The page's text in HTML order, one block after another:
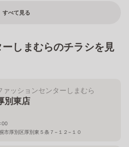
すべて見る
しまむらのチラシを見
ァッションセンターしまむら
別東店
市厚別区厚別東５条７−１２−１０